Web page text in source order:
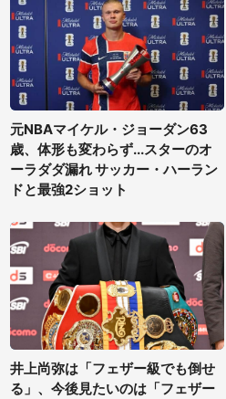
元NBAマイケル・ジョーダン63
歳、体形も変わらず...スターのオ
ーラダダ漏れ サッカー・ハーラン
ドと最強2ショット
井上尚弥は「フェザー級でも倒せ
る」、今後見たいのは「フェザー